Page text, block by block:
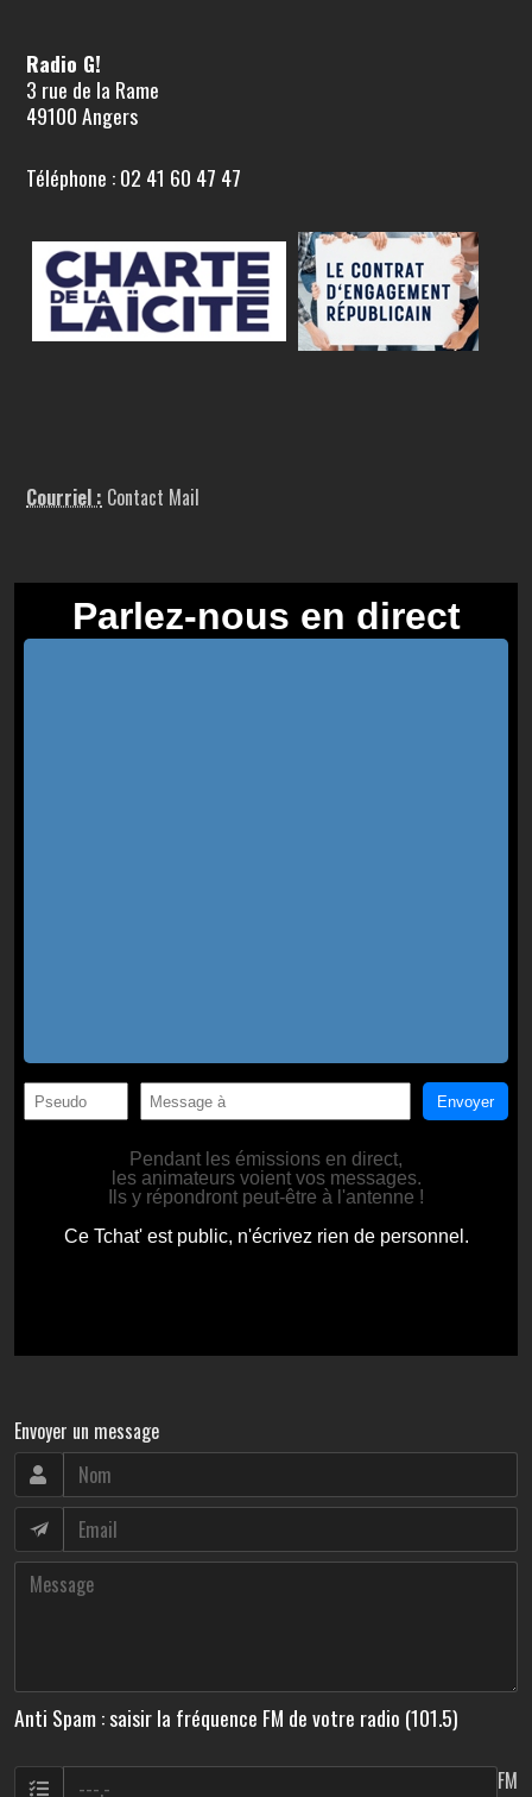
Radio G!
3 rue de la Rame
49100 Angers
Téléphone : 02 41 60 47 47
Courriel : Contact Mail
Envoyer un message
Anti Spam : saisir la fréquence FM de votre radio (101.5)
FM